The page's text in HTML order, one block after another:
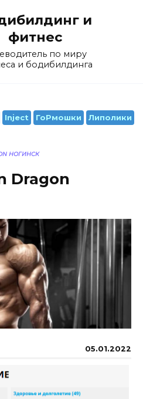
и
фитнес
по миру
и бодибилдинга
Inject ГоРмошки Липолики
НОГИНСК
Dragon
05.01.2022